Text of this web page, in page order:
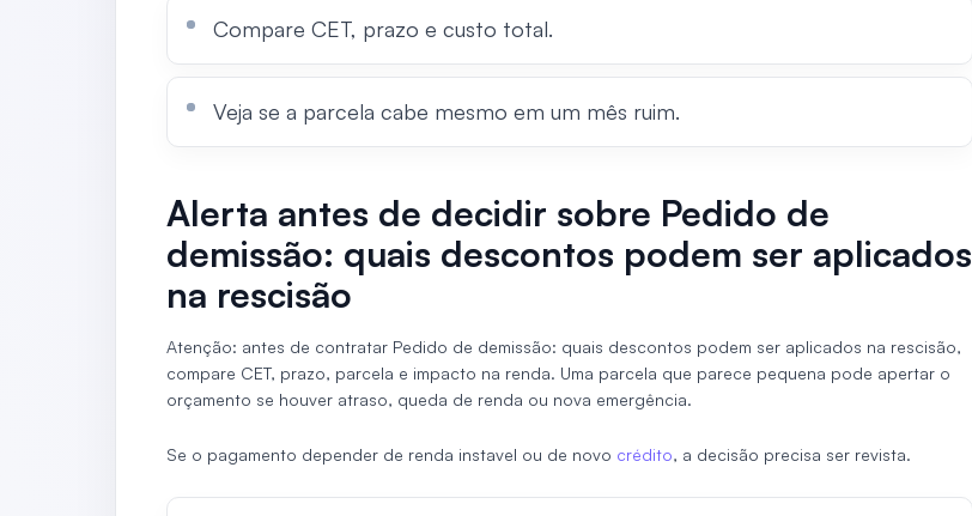
Compare CET, prazo e custo total.
Veja se a parcela cabe mesmo em um mês ruim.
Alerta antes de decidir sobre Pedido de
demissão: quais descontos podem ser aplicados
na rescisão
Atenção: antes de contratar Pedido de demissão: quais descontos podem ser aplicados na rescisão,
compare CET, prazo, parcela e impacto na renda. Uma parcela que parece pequena pode apertar o
orçamento se houver atraso, queda de renda ou nova emergência.
Se o pagamento depender de renda instavel ou de novo crédito, a decisão precisa ser revista.